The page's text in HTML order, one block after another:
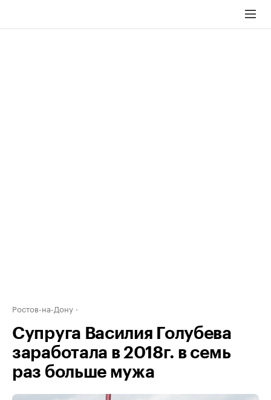
Ростов-на-Дону
Супруга Василия Голубева
заработала в 2018г. в семь
раз больше мужа